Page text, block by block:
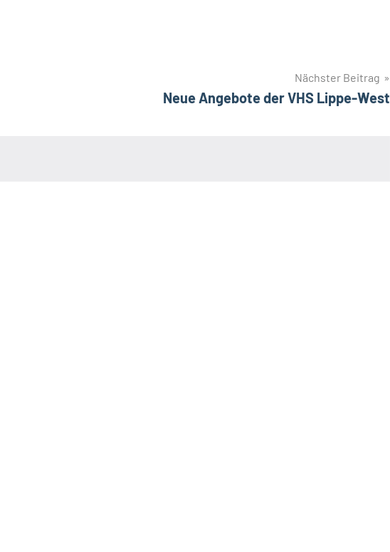
Nächster Beitrag
Neue Angebote der VHS Lippe-West